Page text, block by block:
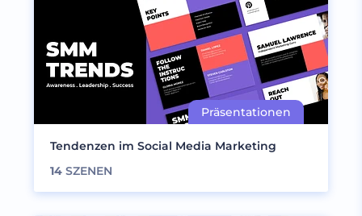
Tendenzen im Social Media Marketing
14 SZENEN